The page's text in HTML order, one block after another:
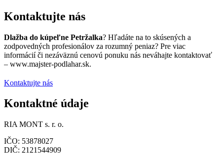
Kontaktujte nás
Dlažba do kúpeľne Petržalka? Hľadáte na to skúsených a
zodpovedných profesionálov za rozumný peniaz? Pre viac
informácií či nezáväznú cenovú ponuku nás neváhajte kontaktovať
– www.majster-podlahar.sk.
Kontaktujte nás
Kontaktné údaje
RIA MONT s. r. o.
IČO: 53878027
DIČ: 2121544909